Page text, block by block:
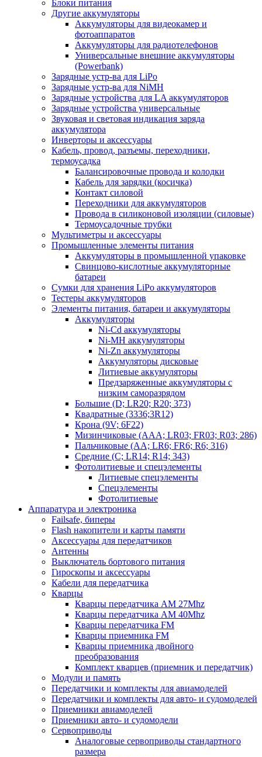
Блоки питания
Другие аккумуляторы
Аккумуляторы для видеокамер и
фотоаппаратов
Аккумуляторы для радиотелефонов
Универсальные внешние аккумуляторы
(Powerbank)
Зарядные устр-ва для LiPo
Зарядные устр-ва для NiMH
Зарядные устройства для LA аккумуляторов
Зарядные устройства универсальные
Звуковая и световая индикация заряда
аккумулятора
Инверторы и аксессуары
Кабель, провод, разъемы, переходники,
термоусадка
Балансировочные провода и колодки
Кабель для зарядки (косичка)
Контакт силовой
Переходники для аккумуляторов
Провода в силиконовой изоляции (силовые)
Термоусадочные трубки
Мультиметры и аксессуары
Промышленные элементы питания
Аккумуляторы в промышленной упаковке
Свинцово-кислотные аккумуляторные
батареи
Сумки для хранения LiPo аккумуляторов
Тестеры аккумуляторов
Элементы питания, батареи и аккумуляторы
Аккумуляторы
Ni-Cd аккумуляторы
Ni-MH аккумуляторы
Ni-Zn аккумуляторы
Аккумуляторы дисковые
Литиевые аккумуляторы
Предзаряженные аккумуляторы с
низким саморазрядом
Большие (D; LR20; R20; 373)
Квадратные (3336;3R12)
Крона (9V; 6F22)
Мизинчиковые (AAA; LR03; FR03; R03; 286)
Пальчиковые (AA; LR6; FR6; R6; 316)
Средние (C; LR14; R14; 343)
Фотолитиевые и спецэлементы
Литиевые спецэлементы
Спецэлементы
Фотолитиевые
Аппаратура и электроника
Failsafe, биперы
Flash накопители и карты памяти
Аксессуары для передатчиков
Антенны
Выключатель бортового питания
Гироскопы и аксессуары
Кабели для передатчика
Кварцы
Кварцы передатчика AM 27Mhz
Кварцы передатчика AM 40Mhz
Кварцы передатчика FM
Кварцы приемника FM
Кварцы приемника двойного
преобразования
Комплект кварцев (приемник и передатчик)
Модули и память
Передатчики и комплекты для авиамоделей
Передатчики и комплекты для авто- и судомоделей
Приемники авиамоделей
Приемники авто- и судомодели
Сервоприводы
Аналоговые сервоприводы стандартного
размера